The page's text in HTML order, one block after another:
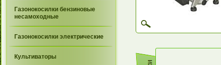
Газонокосилки бензиновые
несамоходные
Газонокосилки электрические
Культиваторы